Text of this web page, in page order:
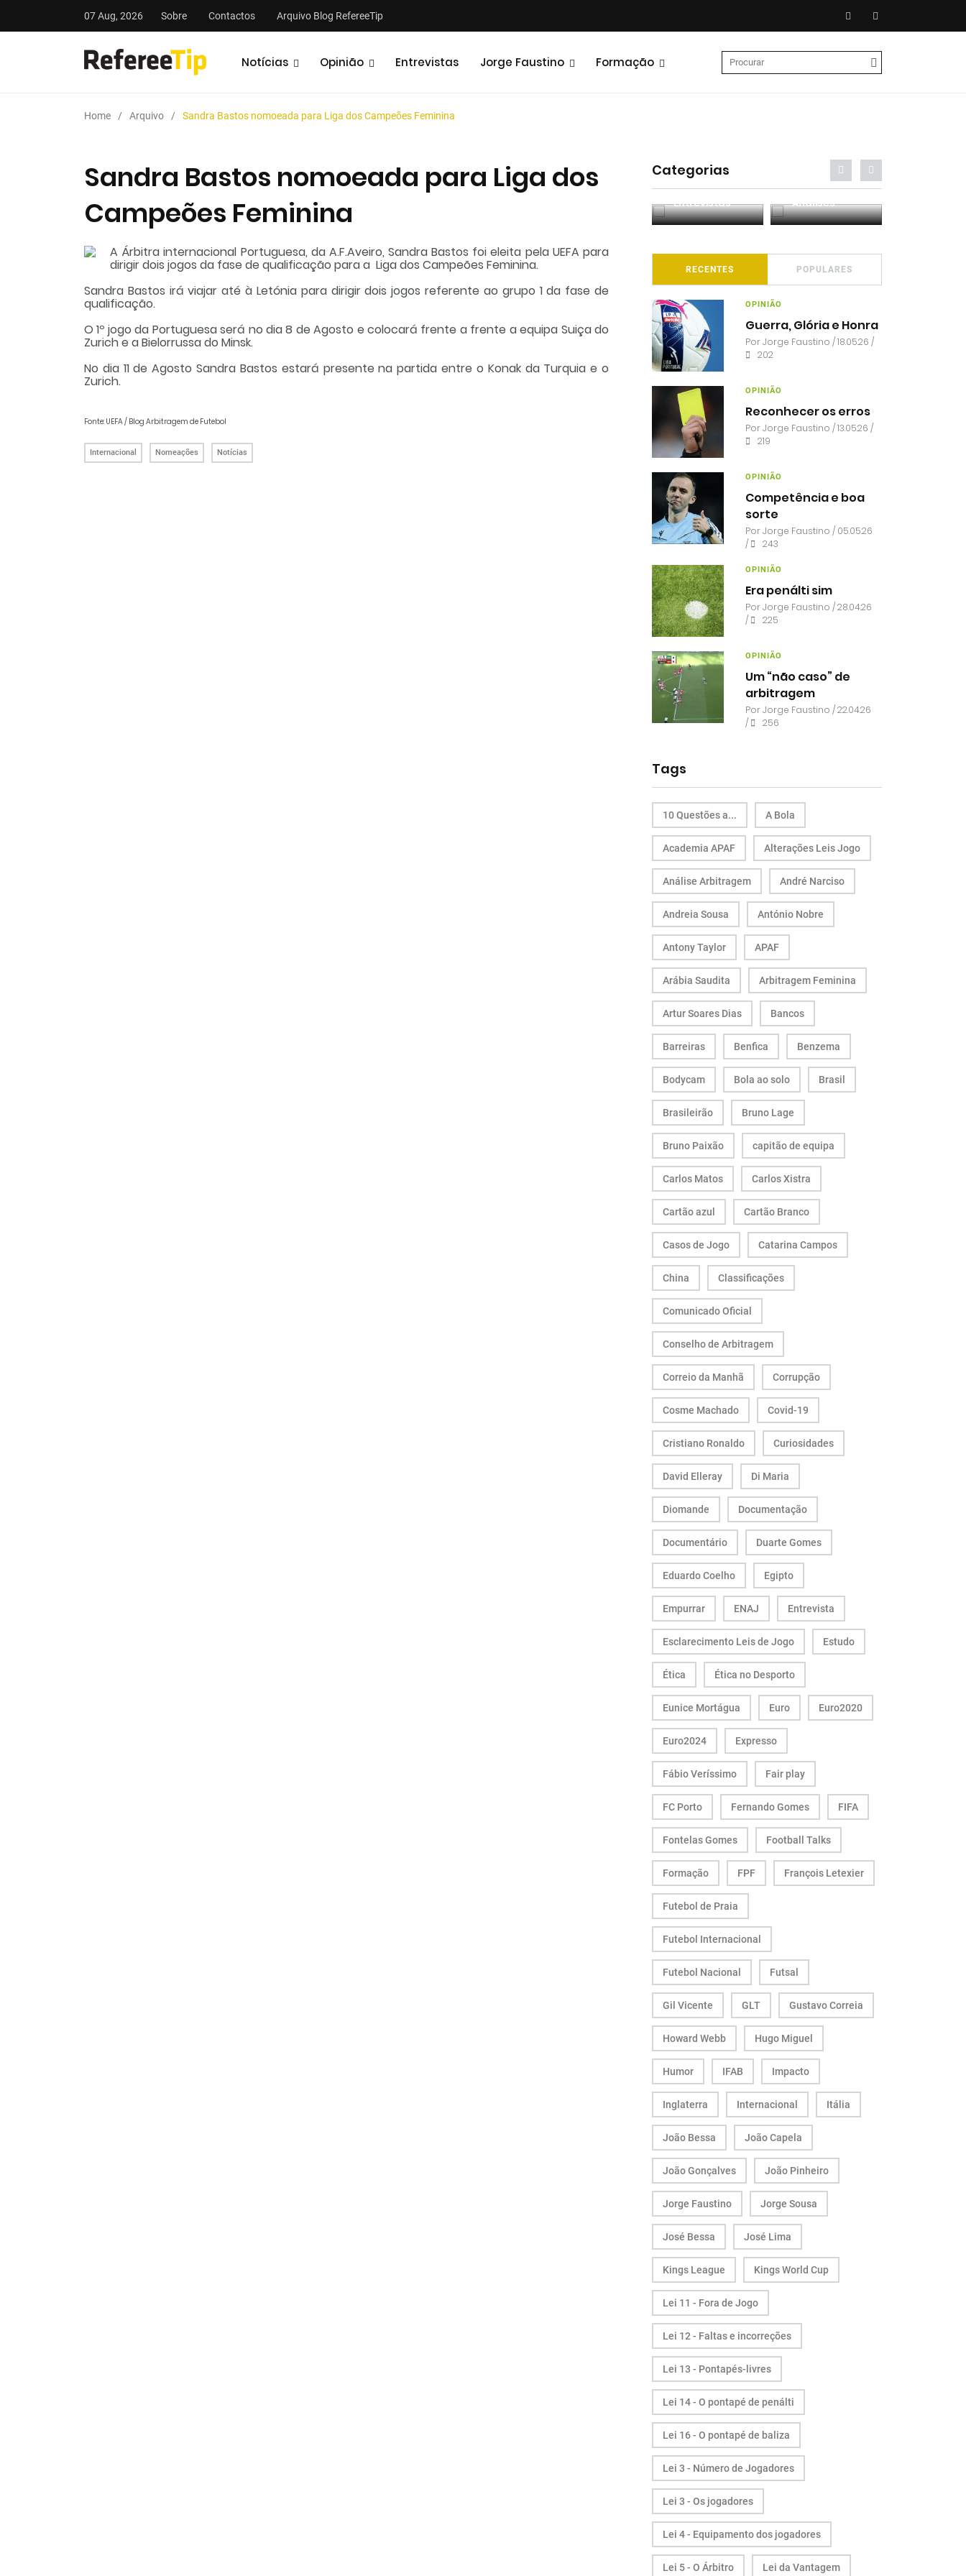
07 Aug, 2026 Sobre Contactos Arquivo Blog RefereeTip
Notícias Opinião Entrevistas Jorge Faustino Formação
Home Arquivo Sandra Bastos nomoeada para Liga dos Campeões Feminina
Sandra Bastos nomoeada para Liga dos
Campeões Feminina
A Árbitra internacional Portuguesa, da A.F.Aveiro, Sandra Bastos foi eleita pela UEFA para
dirigir dois jogos da fase de qualificação para a Liga dos Campeões Feminina.
Sandra Bastos irá viajar até à Letónia para dirigir dois jogos referente ao grupo 1 da fase de
qualificação.
O 1º jogo da Portuguesa será no dia 8 de Agosto e colocará frente a frente a equipa Suiça do
Zurich e a Bielorrussa do Minsk.
No dia 11 de Agosto Sandra Bastos estará presente na partida entre o Konak da Turquia e o
Zurich.
Fonte: UEFA / Blog Arbitragem de Futebol
Internacional Nomeações Notícias
Categorias
Análises Podcasts Entrevistas Análises
RECENTES POPULARES
OPINIÃO
Guerra, Glória e Honra
PorJorge Faustino / 18.05.26 /
202
OPINIÃO
Reconhecer os erros
PorJorge Faustino / 13.05.26 /
219
OPINIÃO
Competência e boa
sorte
PorJorge Faustino / 05.05.26
/
243
OPINIÃO
Era penálti sim
PorJorge Faustino / 28.04.26
/
225
OPINIÃO
Um “não caso” de
arbitragem
PorJorge Faustino / 22.04.26
/
256
Tags
10 Questões a... A Bola
Academia APAF Alterações Leis Jogo
Análise Arbitragem André Narciso
Andreia Sousa António Nobre
Antony Taylor APAF
Arábia Saudita Arbitragem Feminina
Artur Soares Dias Bancos
Barreiras Benfica Benzema
Bodycam Bola ao solo Brasil
Brasileirão Bruno Lage
Bruno Paixão capitão de equipa
Carlos Matos Carlos Xistra
Cartão azul Cartão Branco
Casos de Jogo Catarina Campos
China Classificações
Comunicado Oficial
Conselho de Arbitragem
Correio da Manhã Corrupção
Cosme Machado Covid-19
Cristiano Ronaldo Curiosidades
David Elleray Di Maria
Diomande Documentação
Documentário Duarte Gomes
Eduardo Coelho Egipto
Empurrar ENAJ Entrevista
Esclarecimento Leis de Jogo Estudo
Ética Ética no Desporto
Eunice Mortágua Euro Euro2020
Euro2024 Expresso
Fábio Veríssimo Fair play
FC Porto Fernando Gomes FIFA
Fontelas Gomes Football Talks
Formação FPF François Letexier
Futebol de Praia
Futebol Internacional
Futebol Nacional Futsal
Gil Vicente GLT Gustavo Correia
Howard Webb Hugo Miguel
Humor IFAB Impacto
Inglaterra Internacional Itália
João Bessa João Capela
João Gonçalves João Pinheiro
Jorge Faustino Jorge Sousa
José Bessa José Lima
Kings League Kings World Cup
Lei 11 - Fora de Jogo
Lei 12 - Faltas e incorreções
Lei 13 - Pontapés-livres
Lei 14 - O pontapé de penálti
Lei 16 - O pontapé de baliza
Lei 3 - Número de Jogadores
Lei 3 - Os jogadores
Lei 4 - Equipamento dos jogadores
Lei 5 - O Árbitro Lei da Vantagem